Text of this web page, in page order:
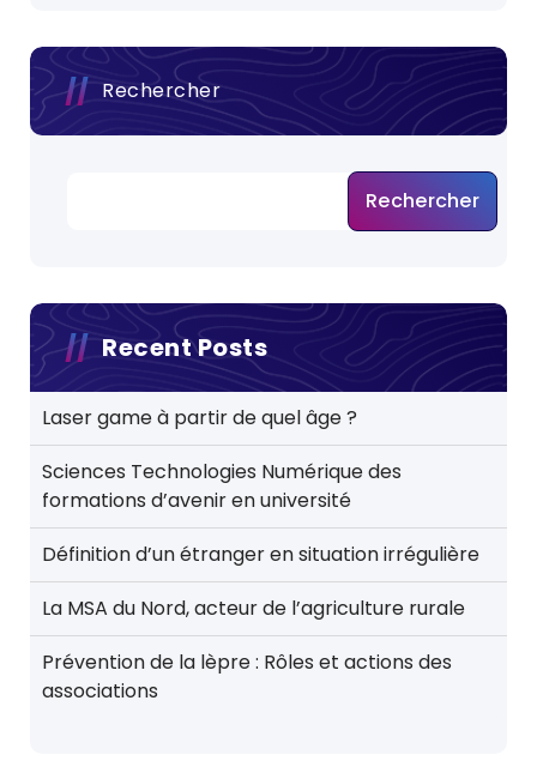
Rechercher
Rechercher
Recent Posts
Laser game à partir de quel âge ?
Sciences Technologies Numérique des
formations d’avenir en université
Définition d’un étranger en situation irrégulière
La MSA du Nord, acteur de l’agriculture rurale
Prévention de la lèpre : Rôles et actions des
associations